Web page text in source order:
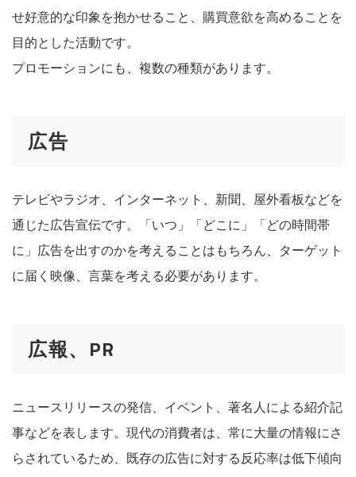
せ好意的な印象を抱かせること、購買意欲を高めることを
目的とした活動です。
プロモーションにも、複数の種類があります。
広告
テレビやラジオ、インターネット、新聞、屋外看板などを
通じた広告宣伝です。「いつ」「どこに」「どの時間帯
に」広告を出すのかを考えることはもちろん、ターゲット
に届く映像、言葉を考える必要があります。
広報、PR
ニュースリリースの発信、イベント、著名人による紹介記
事などを表します。現代の消費者は、常に大量の情報にさ
らされているため、既存の広告に対する反応率は低下傾向